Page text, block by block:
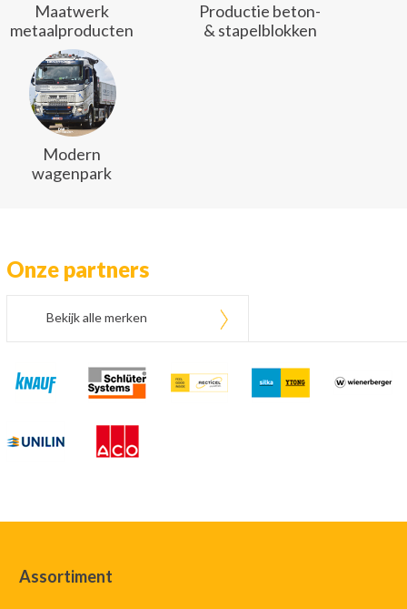
Maatwerk
metaalproducten
Productie beton-
& stapelblokken
Modern
wagenpark
Onze partners
Bekijk alle merken
Assortiment